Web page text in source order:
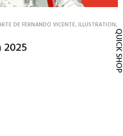
DE FERNANDO VICENTE,ILLUSTRATION,